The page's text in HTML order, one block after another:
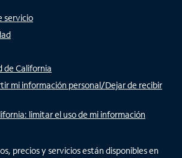
servicio
de California
mi información personal/Dejar de recibir
limitar el uso de mi información
precios y servicios están disponibles en